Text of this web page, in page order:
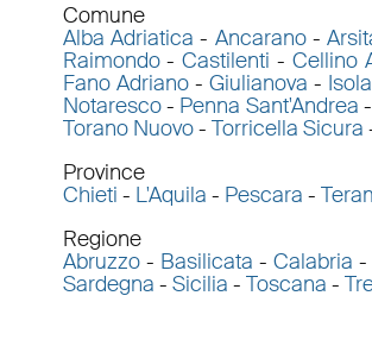
Comune
Alba Adriatica - Ancarano-
Raimondo-Castilenti - Cellino
Fano Adriano- Giulianova -
Notaresco- Penna Sant'Andrea -
Torano Nuovo- Torricella Sicura
Province
Chieti - L'Aquila - Pescara -
Regione
Abruzzo- Basilicata -Calabria
Sardegna - Sicilia - Toscana -